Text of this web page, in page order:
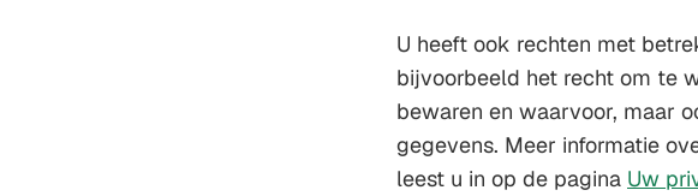
U heeft ook rechten met
bijvoorbeeld het recht om te
bewaren en waarvoor, maar
gegevens. Meer informatie
leest u in op de pagina Uw